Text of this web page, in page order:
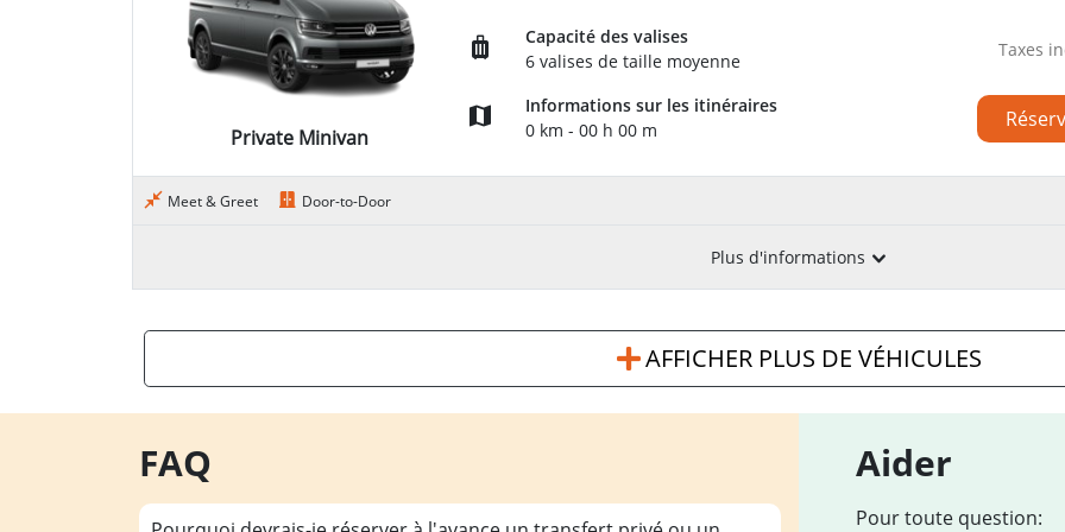
Private Minivan
Capacité des valises
6 valises de taille moyenne
Informations sur les itinéraires
0 km - 00 h 00 m
Taxes
Meet & Greet Door-to-Door
Plus d'informations
AFFICHER PLUS DE VÉHICULES
FAQ Aider
Pour toute question: